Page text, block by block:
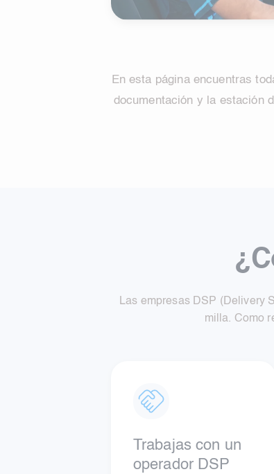
En esta página encuentras
documentación y la estación
Las empresas DSP (Delivery
milla. Como
Trabajas con un
operador DSP